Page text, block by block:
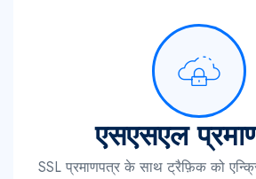
एसएसएल
SSL प्रमाणपत्र के साथ ट्रैफ़िक को